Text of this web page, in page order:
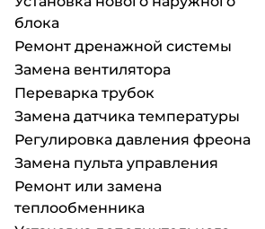
блока
Ремонт дренажной системы
Замена вентилятора
Переварка трубок
Замена датчика температуры
Регулировка давления фреона
Замена пульта управления
Ремонт или замена
теплообменника